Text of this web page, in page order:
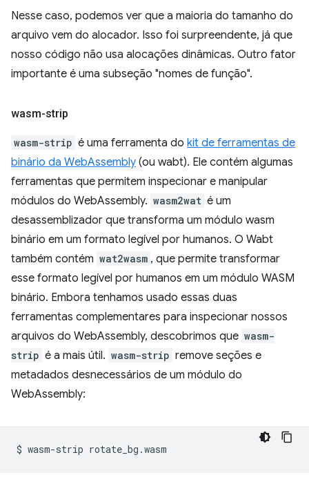
Nesse caso, podemos ver que a maioria do tamanho do
arquivo vem do alocador. Isso foi surpreendente, já que
nosso código não usa alocações dinâmicas. Outro fator
importante é uma subseção "nomes de função".
wasm-strip
wasm-strip é uma ferramenta do kit de ferramentas de
binário da WebAssembly (ou wabt). Ele contém algumas
ferramentas que permitem inspecionar e manipular
módulos do WebAssembly. wasm2wat é um
desassemblizador que transforma um módulo wasm
binário em um formato legível por humanos. O Wabt
também contém wat2wasm , que permite transformar
esse formato legível por humanos em um módulo WASM
binário. Embora tenhamos usado essas duas
ferramentas complementares para inspecionar nossos
arquivos do WebAssembly, descobrimos que wasm-
strip é a mais útil. wasm-strip remove seções e
metadados desnecessários de um módulo do
WebAssembly:
$ wasm-strip